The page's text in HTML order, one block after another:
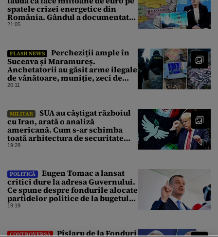
spatele crizei energetice din
România. Gândul a documentat
cazul
21:05
FLASH NEWS
Percheziții ample în
Suceava și Maramureș.
Anchetatorii au găsit arme ilegale
de vânătoare, muniție, zeci de
trofee de vânat și materiale
20:11
MILITAR
SUA au câștigat războiul
cu Iran, arată o analiză
americană. Cum s-ar schimba
toată arhitectura de securitate
din Orientul Mijlociu
19:28
POLITICĂ
Eugen Tomac a lansat
critici dure la adresa Guvernului.
Ce spune despre fondurile alocate
partidelor politice de la bugetul
de stat
19:19
CONTROVERSĂ
Pîslaru de la Fonduri